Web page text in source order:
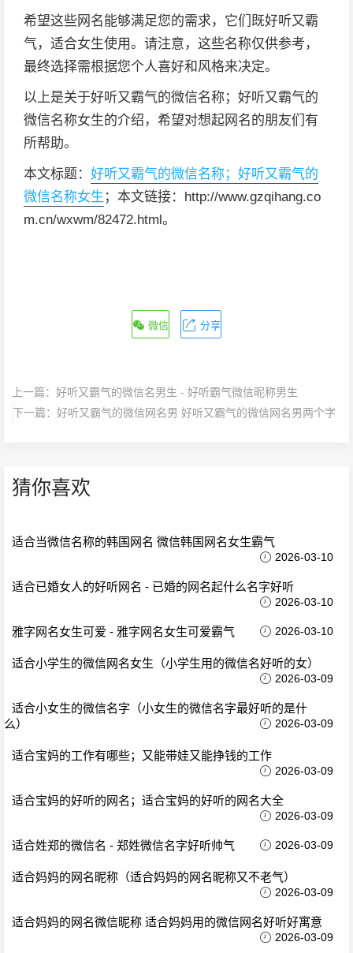
希望这些网名能够满足您的需求，它们既好听又霸
气，适合女生使用。请注意，这些名称仅供参考，
最终选择需根据您个人喜好和风格来决定。
以上是关于好听又霸气的微信名称；好听又霸气的
微信名称女生的介绍，希望对想起网名的朋友们有
所帮助。
本文标题： 好听又霸气的微信名称；好听又霸气的
微信名称女生 ；本文链接：http://www.gzqihang.co
m.cn/wxwm/82472.html。
微信 分享
上一篇： 好听又霸气的微信名男生 - 好听霸气微信昵称男生
下一篇： 好听又霸气的微信网名男 好听又霸气的微信网名男两个字
猜你喜欢
适合当微信名称的韩国网名 微信韩国网名女生霸气
2026-03-10
适合已婚女人的好听网名 - 已婚的网名起什么名字好听
2026-03-10
雅字网名女生可爱 - 雅字网名女生可爱霸气 2026-03-10
适合小学生的微信网名女生（小学生用的微信名好听的女）
2026-03-09
适合小女生的微信名字（小女生的微信名字最好听的是什
么）
2026-03-09
适合宝妈的工作有哪些；又能带娃又能挣钱的工作
2026-03-09
适合宝妈的好听的网名；适合宝妈的好听的网名大全
2026-03-09
适合姓郑的微信名 - 郑姓微信名字好听帅气 2026-03-09
适合妈妈的网名昵称（适合妈妈的网名昵称又不老气）
2026-03-09
适合妈妈的网名微信昵称 适合妈妈用的微信网名好听好寓意
2026-03-09